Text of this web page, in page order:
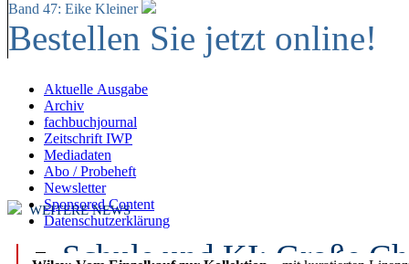
Band 47: Eike Kleiner
Bestellen Sie jetzt online!
Aktuelle Ausgabe
Archiv
fachbuchjournal
Zeitschrift IWP
Mediadaten
Abo / Probeheft
Newsletter
Sponsored Content
Datenschutzerklärung
WEITERE NEWS
Schule und KI: Große